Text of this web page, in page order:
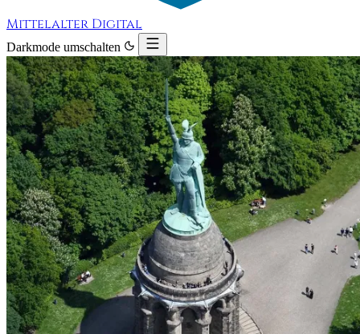
Mittelalter Digital
Darkmode umschalten